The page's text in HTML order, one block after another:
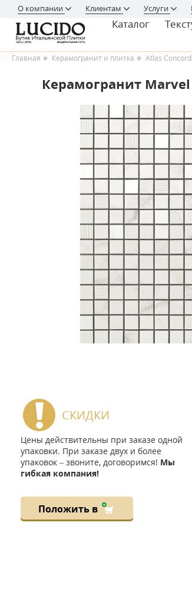
О компании Клиентам Услуги
Каталог
Главная Керамогранит и плитка Atlas
Керамогранит
СКИДКИ
Цены действительны при заказе одной
упаковки. При заказе двух и более
упаковок – звоните, договоримся! Мы
гибкая компания!
Положить в